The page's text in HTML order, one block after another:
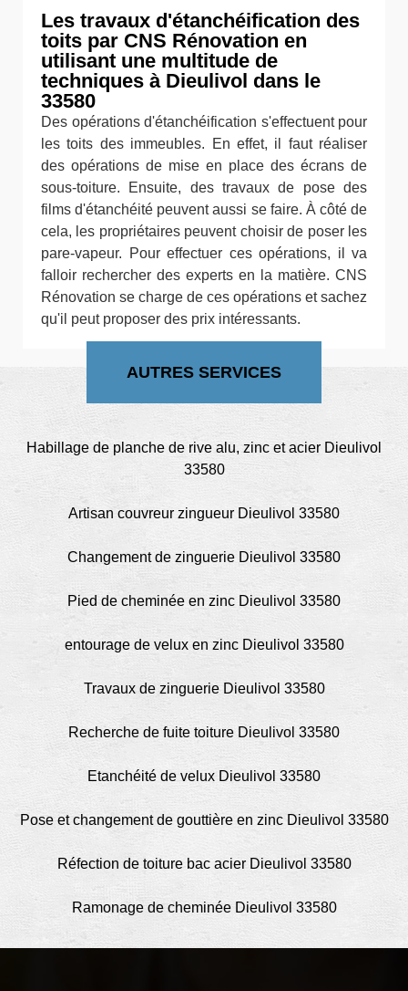
Les travaux d'étanchéification des
toits par CNS Rénovation en
utilisant une multitude de
techniques à Dieulivol dans le
33580
Des opérations d'étanchéification s'effectuent pour
les toits des immeubles. En effet, il faut réaliser
des opérations de mise en place des écrans de
sous-toiture. Ensuite, des travaux de pose des
films d'étanchéité peuvent aussi se faire. À côté de
cela, les propriétaires peuvent choisir de poser les
pare-vapeur. Pour effectuer ces opérations, il va
falloir rechercher des experts en la matière. CNS
Rénovation se charge de ces opérations et sachez
qu'il peut proposer des prix intéressants.
AUTRES SERVICES
Habillage de planche de rive alu, zinc et acier Dieulivol
33580
Artisan couvreur zingueur Dieulivol 33580
Changement de zinguerie Dieulivol 33580
Pied de cheminée en zinc Dieulivol 33580
entourage de velux en zinc Dieulivol 33580
Travaux de zinguerie Dieulivol 33580
Recherche de fuite toiture Dieulivol 33580
Etanchéité de velux Dieulivol 33580
Pose et changement de gouttière en zinc Dieulivol 33580
Réfection de toiture bac acier Dieulivol 33580
Ramonage de cheminée Dieulivol 33580